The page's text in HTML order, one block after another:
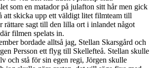
som en matador på julafton sitt hår men gick
att skicka upp ett väldigt litet filmteam till
rättare sagt till den lilla ort i inlandet något
filmen spelats in.
bordade alltså jag, Stellan Skarsgård och
Persson ett flyg till Skellefteå. Stellan skulle
och stå för sin egen regi, Jörgen skulle